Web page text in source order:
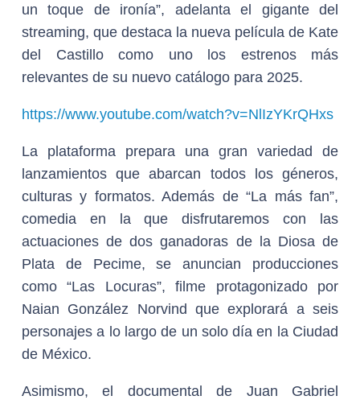
un toque de ironía”, adelanta el gigante del
streaming, que destaca la nueva película de Kate
del Castillo como uno los estrenos más
relevantes de su nuevo catálogo para 2025.
https://www.youtube.com/watch?v=NlIzYKrQHxs
La plataforma prepara una gran variedad de
lanzamientos que abarcan todos los géneros,
culturas y formatos. Además de “La más fan”,
comedia en la que disfrutaremos con las
actuaciones de dos ganadoras de la Diosa de
Plata de Pecime, se anuncian producciones
como “Las Locuras”, filme protagonizado por
Naian González Norvind que explorará a seis
personajes a lo largo de un solo día en la Ciudad
de México.
Asimismo, el documental de Juan Gabriel